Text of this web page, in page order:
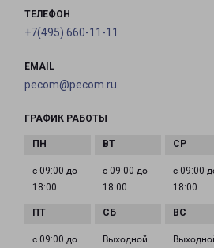
ТЕЛЕФОН
+7(495) 660-11-11
EMAIL
pecom@pecom.ru
ГРАФИК РАБОТЫ
с 09:00 до
18:00
с 09:00 до
18:00
с 09:00
18:00
с 09:00 до
Выходной